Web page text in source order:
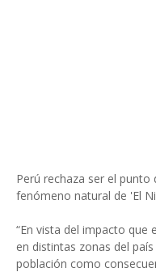
Perú rechaza ser el
fenómeno natural de 'El
“En vista del impacto que
en distintas zonas del
población como